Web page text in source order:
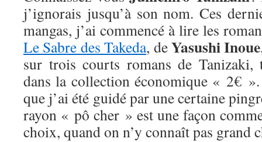
j’ignorais jusqu’à son nom. Ces
mangas, j’ai commencé à lire les
Le Sabre des Takeda, deYasushi Inoue
sur trois courts romans de Tanizaki,
dans la collection économique « 2€
que j’ai été guidé par une certaine
rayon « pô cher » est une façon
choix, quand on n’y connaît pas grand